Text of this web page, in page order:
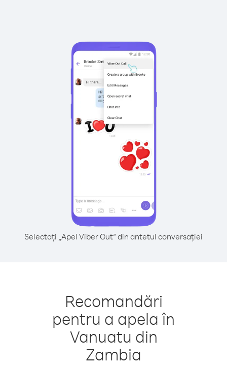
Selectați „Apel Viber Out” din antetul conversației
Recomandări
pentru a apela în
Vanuatu din
Zambia